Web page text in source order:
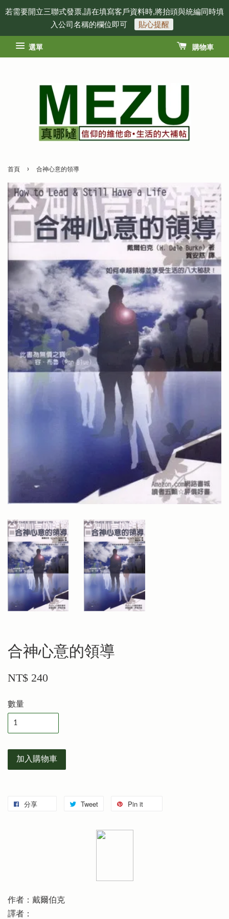
若需要開立三聯式發票,請在填寫客戶資料時,將抬頭與統編同時填
入公司名稱的欄位即可
貼心提醒
選單 購物車
首頁 › 合神心意的領導
合神心意的領導
NT$ 240
數量
加入購物車
分享 Tweet Pin it
作者：戴爾伯克
譯者：